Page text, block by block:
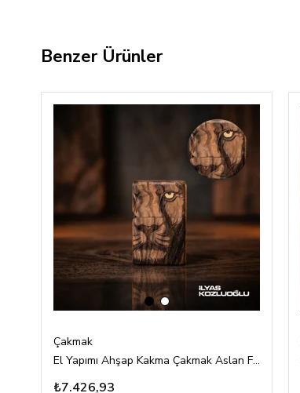
Benzer Ürünler
Çakmak
El Yapımı Ahşap Kakma Çakmak Aslan Figürlü Özel Tasarım
₺7.426,93